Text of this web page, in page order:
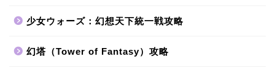
少女ウォーズ：幻想天下統一戦攻略
幻塔（Tower of Fantasy）攻略